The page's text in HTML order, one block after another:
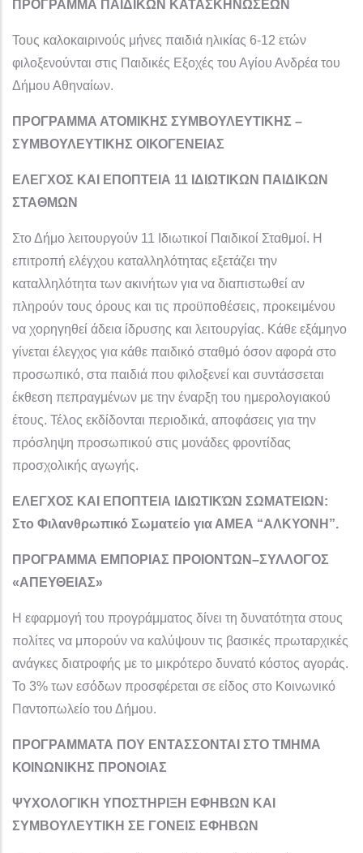
ΠΡΟΓΡΑΜΜΑ ΠΑΙΔΙΚΩΝ ΚΑΤΑΣΚΗΝΩΣΕΩΝ
Τους καλοκαιρινούς μήνες παιδιά ηλικίας 6-12 ετών
φιλοξενούνται στις Παιδικές Εξοχές του Αγίου Ανδρέα του
Δήμου Αθηναίων.
ΠΡΟΓΡΑΜΜΑ ΑΤΟΜΙΚΗΣ ΣΥΜΒΟΥΛΕΥΤΙΚΗΣ –
ΣΥΜΒΟΥΛΕΥΤΙΚΗΣ ΟΙΚΟΓΕΝΕΙΑΣ
ΕΛΕΓΧΟΣ ΚΑΙ ΕΠΟΠΤΕΙΑ 11 ΙΔΙΩΤΙΚΩΝ ΠΑΙΔΙΚΩΝ
ΣΤΑΘΜΩΝ
Στο Δήμο λειτουργούν 11 Ιδιωτικοί Παιδικοί Σταθμοί. Η
επιτροπή ελέγχου καταλληλότητας εξετάζει την
καταλληλότητα των ακινήτων για να διαπιστωθεί αν
πληρούν τους όρους και τις προϋποθέσεις, προκειμένου
να χορηγηθεί άδεια ίδρυσης και λειτουργίας. Κάθε εξάμηνο
γίνεται έλεγχος για κάθε παιδικό σταθμό όσον αφορά στο
προσωπικό, στα παιδιά που φιλοξενεί και συντάσσεται
έκθεση πεπραγμένων με την έναρξη του ημερολογιακού
έτους. Τέλος εκδίδονται περιοδικά, αποφάσεις για την
πρόσληψη προσωπικού στις μονάδες φροντίδας
προσχολικής αγωγής.
ΕΛΕΓΧΟΣ ΚΑΙ ΕΠΟΠΤΕΙΑ ΙΔΙΩΤΙΚΏΝ ΣΩΜΑΤΕΙΩΝ:
Στο Φιλανθρωπικό Σωματείο για ΑΜΕΑ “ΑΛΚΥΟΝΗ”.
ΠΡΟΓΡΑΜΜΑ ΕΜΠΟΡΙΑΣ ΠΡΟΙΟΝΤΩΝ–ΣΥΛΛΟΓΟΣ
«ΑΠΕΥΘΕΙΑΣ»
H εφαρμογή του προγράμματος δίνει τη δυνατότητα στους
πολίτες να μπορούν να καλύψουν τις βασικές πρωταρχικές
ανάγκες διατροφής με το μικρότερο δυνατό κόστος αγοράς.
Το 3% των εσόδων προσφέρεται σε είδος στο Κοινωνικό
Παντοπωλείο του Δήμου.
ΠΡΟΓΡΑΜΜΑΤΑ ΠΟΥ ΕΝΤΑΣΣΟΝΤΑΙ ΣΤΟ ΤΜΗΜΑ
ΚΟΙΝΩΝΙΚΗΣ ΠΡΟΝΟΙΑΣ
ΨΥΧΟΛΟΓΙΚΗ ΥΠΟΣΤΗΡΙΞΗ ΕΦΗΒΩΝ ΚΑΙ
ΣΥΜΒΟΥΛΕΥΤΙΚΗ ΣΕ ΓΟΝΕΙΣ ΕΦΗΒΩΝ